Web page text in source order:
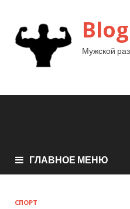
Мужской
ГЛАВНОЕ МЕНЮ
СПОРТ